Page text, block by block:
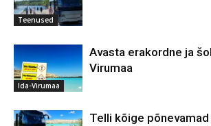
Teenused
Ida-Virumaa
Avasta erakordne ja
Virumaa
Telli kõige